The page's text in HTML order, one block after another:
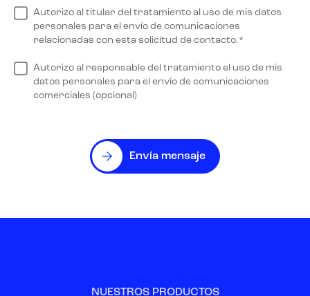
Autorizo al titular del tratamiento al uso de mis datos
personales para el envío de comunicaciones
relacionadas con esta solicitud de contacto.*
Autorizo al responsable del tratamiento el uso de mis
datos personales para el envío de comunicaciones
comerciales (opcional)
Envía mensaje
NUESTROS PRODUCTOS